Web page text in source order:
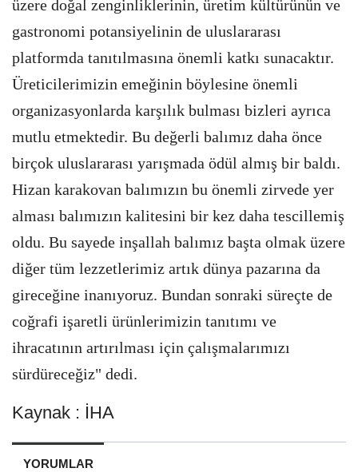
üzere doğal zenginliklerinin, üretim kültürünün ve
gastronomi potansiyelinin de uluslararası
platformda tanıtılmasına önemli katkı sunacaktır.
Üreticilerimizin emeğinin böylesine önemli
organizasyonlarda karşılık bulması bizleri ayrıca
mutlu etmektedir. Bu değerli balımız daha önce
birçok uluslararası yarışmada ödül almış bir baldı.
Hizan karakovan balımızın bu önemli zirvede yer
alması balımızın kalitesini bir kez daha tescillemiş
oldu. Bu sayede inşallah balımız başta olmak üzere
diğer tüm lezzetlerimiz artık dünya pazarına da
gireceğine inanıyoruz. Bundan sonraki süreçte de
coğrafi işaretli ürünlerimizin tanıtımı ve
ihracatının artırılması için çalışmalarımızı
sürdüreceğiz" dedi.
Kaynak : İHA
YORUMLAR